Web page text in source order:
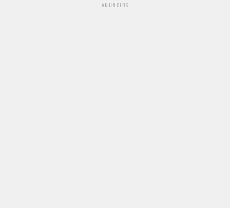
ANUNCIOS